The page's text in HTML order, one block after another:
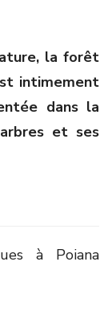
la forêt
intimement
dans la
et ses